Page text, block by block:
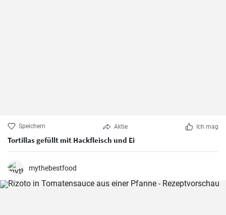
Speichern Aktie Ich mag
Tortillas gefüllt mit Hackfleisch und Ei
mythebestfood